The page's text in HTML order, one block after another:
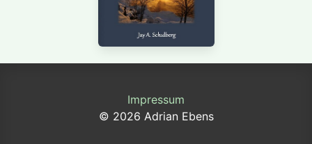
Impressum
© 2026 Adrian Ebens